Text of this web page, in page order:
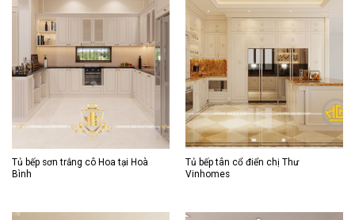
Tủ bếp sơn trắng cô Hoa tại Hoà
Bình
Tủ bếp tân cổ điển chị Thư
Vinhomes